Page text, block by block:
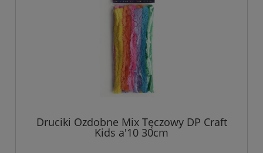
Druciki Ozdobne Mix Tęczowy DP Craft
Kids a'10 30cm